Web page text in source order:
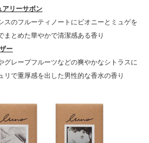
アリーサボン
スのフルーティノートにビオニーとミュゲを
まとめた華やかで清潔感ある香り
ー
グレープフルーツなどの爽やかなシトラスに
で重厚感を出した男性的な香水の香り